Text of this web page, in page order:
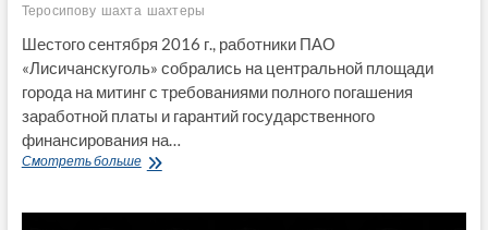
Теросипову шахта шахтеры
Шестого сентября 2016 г., работники ПАО
«Лисичанскуголь» собрались на центральной площади
города на митинг с требованиями полного погашения
заработной платы и гарантий государственного
финансирования на…
Смотреть большеПроживая
прожиточного